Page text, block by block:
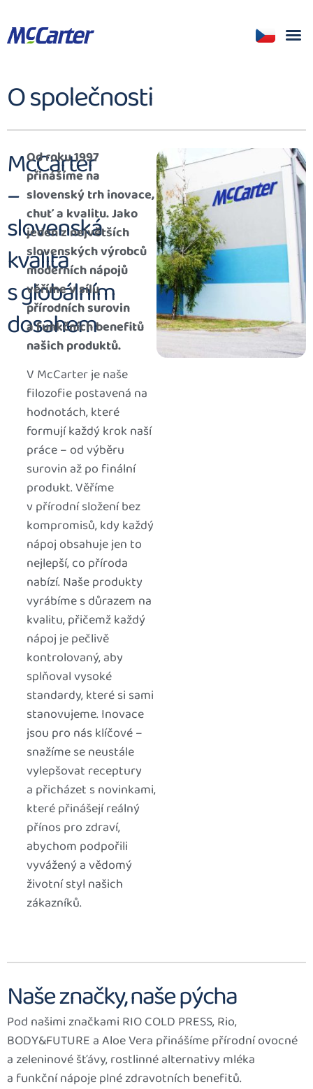
O společnosti
McCarter
–
slovenská
kvalita
s globálním
dosahem
Od roku 1997
přinášíme na
slovenský trh inovace,
chuť a kvalitu. Jako
jeden z největších
slovenských výrobců
moderních nápojů
věříme v sílu
přírodních surovin
a funkčních benefitů
našich produktů.
V McCarter je naše
filozofie postavená na
hodnotách, které
formují každý krok naší
práce – od výběru
surovin až po finální
produkt. Věříme
v přírodní složení bez
kompromisů, kdy každý
nápoj obsahuje jen to
nejlepší, co příroda
nabízí. Naše produkty
vyrábíme s důrazem na
kvalitu, přičemž každý
nápoj je pečlivě
kontrolovaný, aby
splňoval vysoké
standardy, které si sami
stanovujeme. Inovace
jsou pro nás klíčové –
snažíme se neustále
vylepšovat receptury
a přicházet s novinkami,
které přinášejí reálný
přínos pro zdraví,
abychom podpořili
vyvážený a vědomý
životní styl našich
zákazníků.
Naše značky, naše pýcha
Pod našimi značkami RIO COLD PRESS, Rio,
BODY&FUTURE a Aloe Vera přinášíme přírodní ovocné
a zeleninové šťávy, rostlinné alternativy mléka
a funkční nápoje plné zdravotních benefitů.